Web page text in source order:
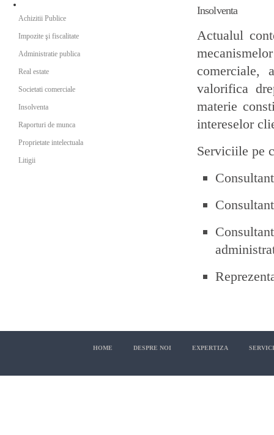
Achizitii Publice
Impozite şi fiscalitate
Administratie publica
Real estate
Societati comerciale
Insolventa
Raporturi de munca
Proprietate intelectuala
Litigii
Insolventa
Actualul
valorifica
materie
intereselor
Serviciile pe
HOME DESPRE NOI EXPERTIZA